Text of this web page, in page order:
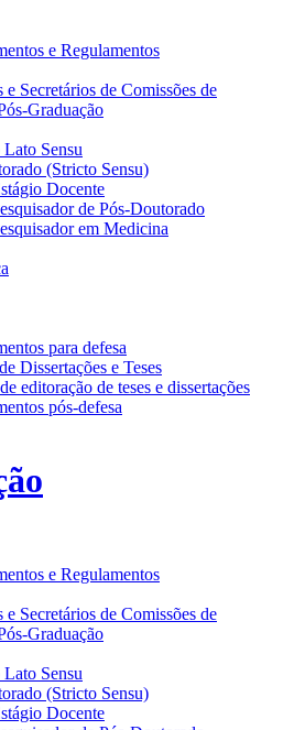
e Regulamentos
e Secretários de Comissões de
Graduação
Sensu
(Stricto Sensu)
Docente
de Pós-Doutorado
em Medicina
para defesa
Dissertações e Teses
editoração de teses e dissertações
pós-defesa
e Regulamentos
e Secretários de Comissões de
Graduação
Sensu
(Stricto Sensu)
Docente